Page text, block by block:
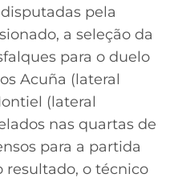
pela
a seleção da
para o duelo
Acuña (lateral
(lateral
nas quartas de
para a partida
resultado, o técnico